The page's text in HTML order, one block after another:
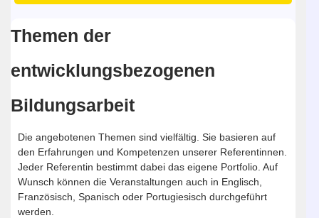
Themen der
entwicklungsbezogenen
Bildungsarbeit
Die angebotenen Themen sind vielfältig. Sie basieren auf
den Erfahrungen und Kompetenzen unserer Referentinnen.
Jeder Referentin bestimmt dabei das eigene Portfolio. Auf
Wunsch können die Veranstaltungen auch in Englisch,
Französisch, Spanisch oder Portugiesisch durchgeführt
werden.